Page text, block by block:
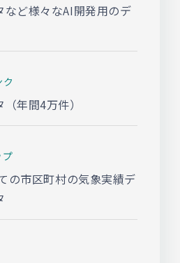
ど様々なAI開発用のデ
年間4万件）
プ
の市区町村の気象実績デ